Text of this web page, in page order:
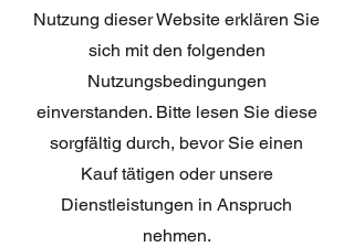
Nutzung dieser Website erklären Sie
sich mit den folgenden
Nutzungsbedingungen
einverstanden. Bitte lesen Sie diese
sorgfältig durch, bevor Sie einen
Kauf tätigen oder unsere
Dienstleistungen in Anspruch
nehmen.